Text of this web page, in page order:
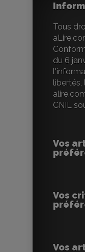
Tous
du 6
libertés,
CNIL
Vos
Vos
Vos